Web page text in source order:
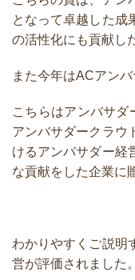
となって卓越した成
の活性化にも貢献し
また今年はACアン
こちらはアンバサダ
アンバサダークラウ
けるアンバサダー経
な貢献をした企業に
わかりやすくご説明
営が評価されました。